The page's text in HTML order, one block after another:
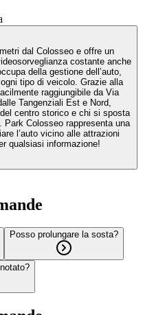
dal Colosseo e offre un
costante anche
della gestione dell’auto,
tipo di veicolo. Grazie alla
raggiungibile da Via
Tangenziali Est e Nord,
centro storico e chi si sposta
Colosseo rappresenta una
l’auto vicino alle attrazioni
qualsiasi informazione!
Posso prolungare la sosta?